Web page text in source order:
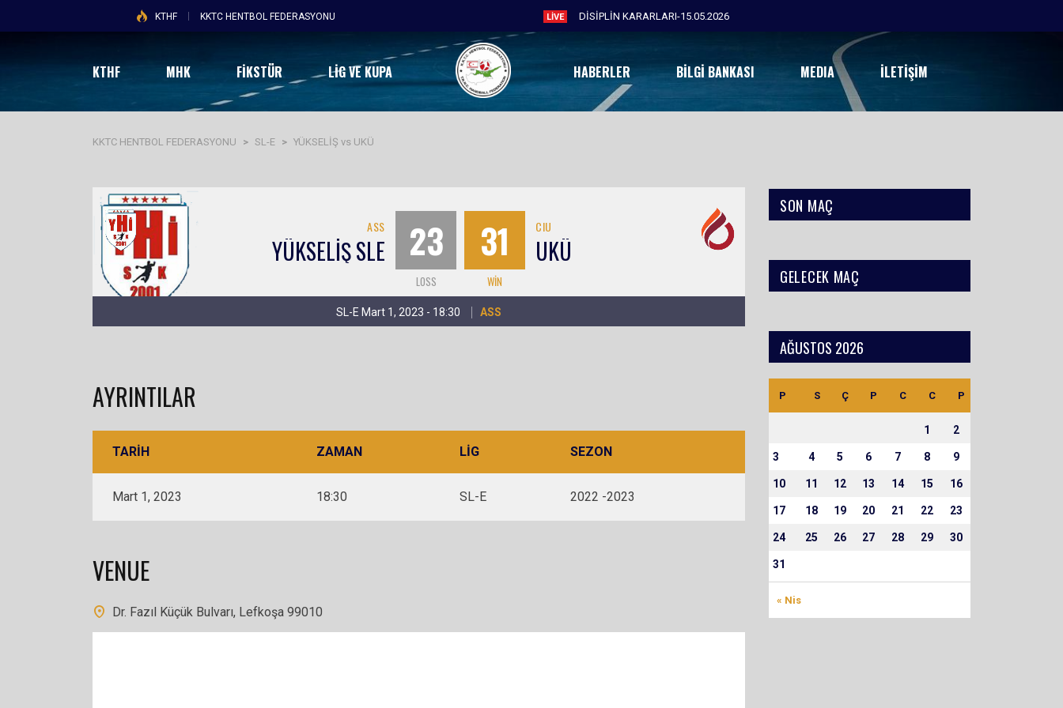
KTHF KKTC HENTBOL FEDERASYONU LIVE DİSİPLİN KARARLARI-15.05.2026
KTHF MHK FİKSTÜR LIG VE KUPA HABERLER BILGI BANKASI MEDIA İLETIŞIM
KKTC HENTBOL FEDERASYONU > SL-E > YÜKSELİŞ vs UKÜ
ASS
YÜKSELİŞ SLE 23
LOSS
31
WIN
CIU
UKÜ
SL-E Mart 1, 2023 - 18:30 ASS
AYRINTILAR
TARIH ZAMAN LIG SEZON
Mart 1, 2023 18:30 SL-E 2022 -2023
VENUE
Dr. Fazıl Küçük Bulvarı, Lefkoşa 99010
SON MAÇ
GELECEK MAÇ
AĞUSTOS 2026
P S Ç P C C P
« Nis
1 2
3 4 5 6 7 8 9
10 11 12 13 14 15 16
17 18 19 20 21 22 23
24 25 26 27 28 29 30
31